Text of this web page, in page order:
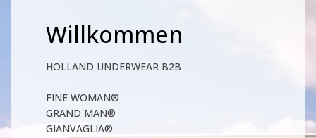
Willkommen
HOLLAND UNDERWEAR B2B
FINE WOMAN®
GRAND MAN®
GIANVAGLIA®